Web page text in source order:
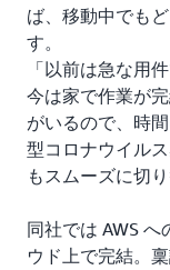
ば、移動中でも
す。
「以前は急な用
今は家で作業が
がいるので、時
型コロナウイル
もスムーズに切
同社では AWS
ウド上で完結。